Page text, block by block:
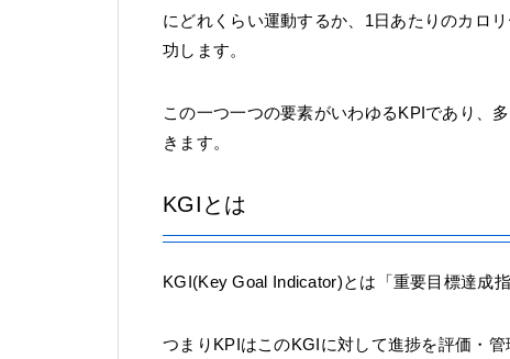
にどれくらい運動するか、1日あたりのカロ
功します。
この一つ一つの要素がいわゆるKPIであり、
きます。
KGIとは
KGI(Key Goal Indicator)とは「重要目標達成
つまりKPIはこのKGIに対して進捗を評価・